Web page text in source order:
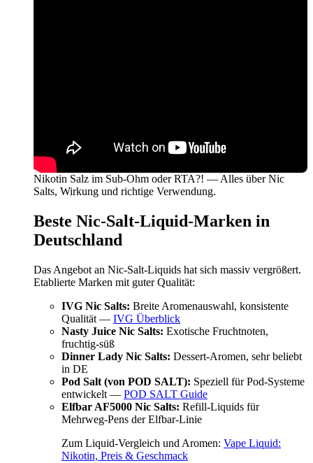
Nikotin Salz im Sub-Ohm oder RTA?! — Alles über Nic
Salts, Wirkung und richtige Verwendung.
Beste Nic-Salt-Liquid-Marken in
Deutschland
Das Angebot an Nic-Salt-Liquids hat sich massiv vergrößert.
Etablierte Marken mit guter Qualität:
IVG Nic Salts: Breite Aromenauswahl, konsistente
Qualität — IVG Überblick
Nasty Juice Nic Salts: Exotische Fruchtnoten,
fruchtig-süß
Dinner Lady Nic Salts: Dessert-Aromen, sehr beliebt
in DE
Pod Salt (von POD SALT): Speziell für Pod-Systeme
entwickelt — POD SALT Guide
Elfbar AF5000 Nic Salts: Refill-Liquids für
Mehrweg-Pens der Elfbar-Linie
Zum Liquid-Vergleich und Aromen: Vape Liquid:
Nikotin, Preis & Geschmack